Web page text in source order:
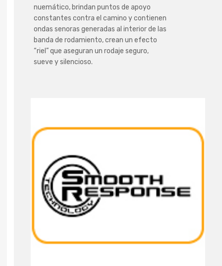
nuemático, brindan puntos de apoyo
constantes contra el camino y contienen
ondas senoras generadas al interior de las
banda de rodamiento, crean un efecto
“riel” que aseguran un rodaje seguro,
sueve y silencioso.